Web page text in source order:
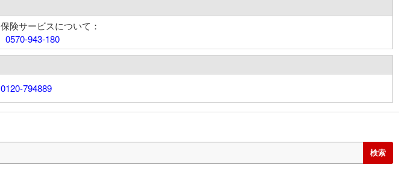
保険サービスについて：
0570-943-180
0120-794889